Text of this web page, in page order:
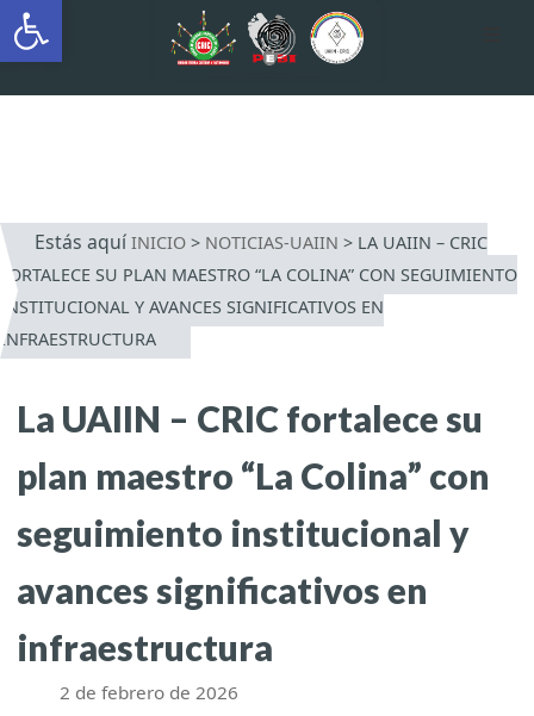
Saltar
al
INTERCULTURAL
Estás aquí INICIO> NOTICIAS-UAIIN > LA UAIIN – CRIC
FORTALECE SU PLAN MAESTRO “LA COLINA” CON SEGUIMIENTO
INSTITUCIONAL Y AVANCES SIGNIFICATIVOS EN
INFRAESTRUCTURA
La UAIIN – CRIC fortalece su
plan maestro “La Colina” con
seguimiento institucional y
avances significativos en
infraestructura
2 de febrero de 2026